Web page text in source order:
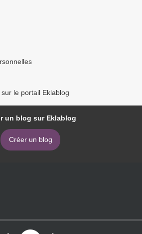
le portail Eklablog
un blog sur Eklablog
Créer un blog